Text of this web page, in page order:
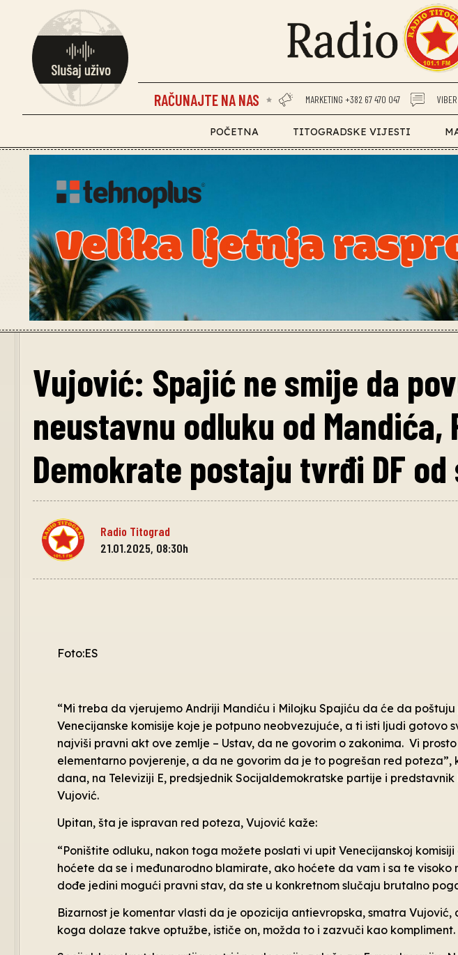
RAČUNAJTE NA NAS MARKETING +382 67 470 047
POČETNA TITOGRADSKE VIJESTI
Vujović: Spajić ne smije da
neustavnu odluku od Mandića,
Demokrate postaju tvrđi DF od
Radio Titograd
21.01.2025, 08:30h
Foto:ES
“Mi treba da vjerujemo Andriji Mandiću i Milojku Spajiću da će da
Venecijanske komisije koje je potpuno neobvezujuće, a ti isti ljudi gotovo
najviši pravni akt ove zemlje – Ustav, da ne govorim o zakonima. Vi
elementarno povjerenje, a da ne govorim da je to pogrešan red poteza”,
dana, na Televiziji E, predsjednik Socijaldemokratske partije i
Vujović.
Upitan, šta je ispravan red poteza, Vujović kaže:
“Poništite odluku, nakon toga možete poslati vi upit Venecijanskoj
hoćete da se i međunarodno blamirate, ako hoćete da vam i sa te visoko
dođe jedini mogući pravni stav, da ste u konkretnom slučaju brutalno
Bizarnost je komentar vlasti da je opozicija antievropska, smatra Vujović,
koga dolaze takve optužbe, ističe on, možda to i zazvuči kao kompliment.